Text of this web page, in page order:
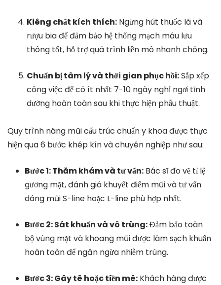
Kiêng chất kích thích: Ngừng hút thuốc lá và
rượu bia để đảm bảo hệ thống mạch máu lưu
thông tốt, hỗ trợ quá trình liền mô nhanh chóng.
Chuẩn bị tâm lý và thời gian phục hồi:Sắp xếp
công việc để có ít nhất 7-10 ngày nghỉ ngơi tĩnh
dưỡng hoàn toàn sau khi thực hiện phẫu thuật.
Quy trình nâng mũi cấu trúc chuẩn y khoa được thực
hiện qua 6 bước khép kín và chuyên nghiệp như sau:
Bước 1: Thăm khám và tư vấn: Bác sĩ đo vẽ tỉ lệ
gương mặt, đánh giá khuyết điểm mũi và tư vấn
dáng mũi S-line hoặc L-line phù hợp nhất.
Bước 2: Sát khuẩn và vô trùng:Đảm bảo toàn
bộ vùng mặt và khoang mũi được làm sạch khuẩn
hoàn toàn để ngăn ngừa nhiễm trùng.
Bước 3: Gây tê hoặc tiền mê: Khách hàng được